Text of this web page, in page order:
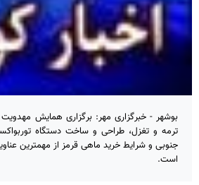
بوشهر - خبرگزاری مهر: برگزاری همایش
ترمه و تغزل، طراحی و ساخت دستگاه
جنوبی و شرایط خرید ماهی قرمز از مهمترین
است.